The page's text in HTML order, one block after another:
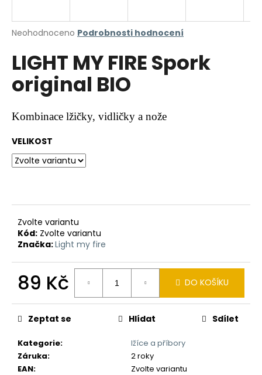
Průměrné
produktu
je
z
hvězdiček.
Neohodnoceno Podrobnosti hodnocení
LIGHT MY FIRE Spork
original BIO
Kombinace lžičky, vidličky a nože
VELIKOST
Zvolte variantu
Kód: Zvolte variantu
Značka:Light my fire
89 Kč
cena:
DO KOŠÍKU
Kategorie:
lžíce a příbory
Záruka:
2 roky
EAN:
Zvolte variantu
Zeptat se Hlídat Sdílet
j
t
?
o
u
č
u
e
m